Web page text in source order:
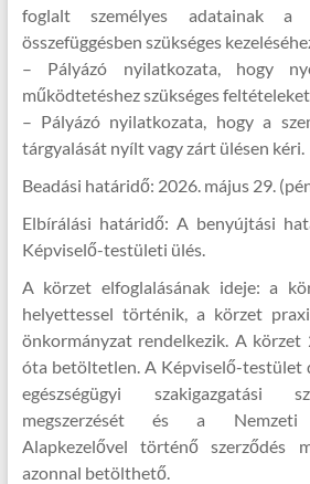
foglalt személyes adatainak a
összefüggésben szükséges
– Pályázó nyilatkozata, hogy
működtetéshez szükséges
– Pályázó nyilatkozata, hogy a
tárgyalását nyílt vagy zárt ülésen kéri.
Beadási határidő: 2026. május 29.
Elbírálási határidő: A benyújtási
Képviselő-testületi ülés.
A körzet elfoglalásának ideje: a
helyettessel történik, a körzet
önkormányzat rendelkezik. A körzet
óta betöltetlen. A Képviselő-testület
egészségügyi szakigazgatási
megszerzését és a Nemzeti
Alapkezelővel történő szerződés
azonnal betölthető.